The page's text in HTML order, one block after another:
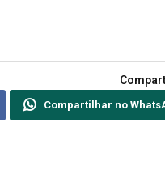
Compartilhar no